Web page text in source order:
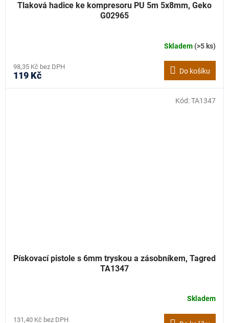
Tlaková hadice ke kompresoru PU 5m 5x8mm, Geko
G02965
Skladem(>5 ks)
98,35 Kč bez DPH
119 Kč Do košíku
Pískovací pistole s 6mm tryskou a zásobníkem, Tagred
TA1347
Skladem
131,40 Kč bez DPH
Kód:TA1347